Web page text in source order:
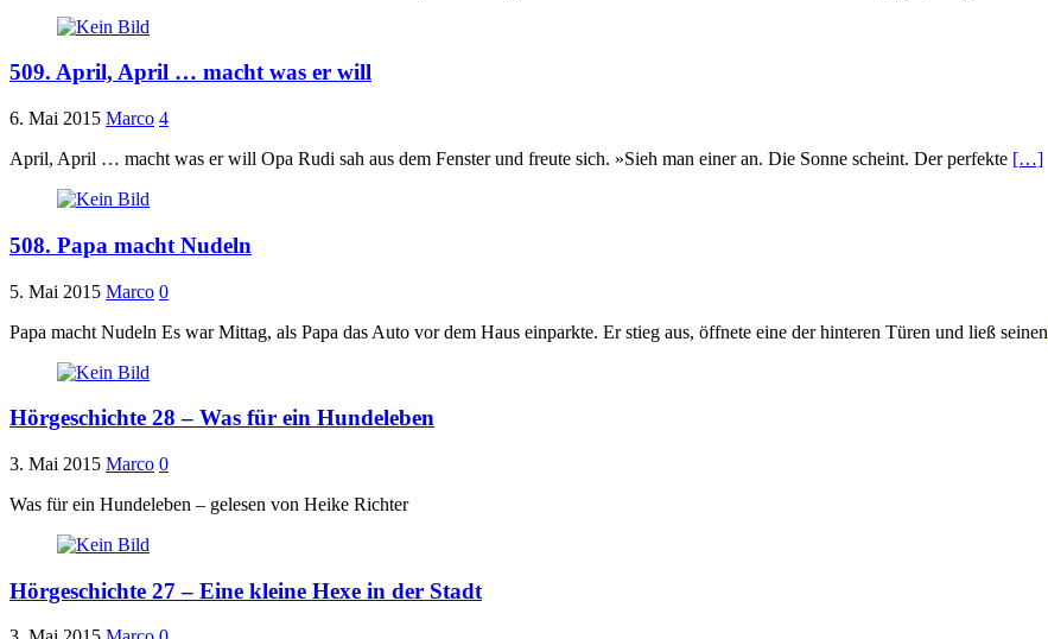
509. April, April … macht was er will
6. Mai 2015 Marco 4
April, April … macht was er will Opa Rudi sah aus dem Fenster und freute sich. »Sieh man einer an. Die Sonne scheint. Der perfekte […]
508. Papa macht Nudeln
5. Mai 2015 Marco 0
Papa macht Nudeln Es war Mittag, als Papa das Auto vor dem Haus einparkte. Er stieg aus, öffnete eine der hinteren Türen und ließ seinen
Hörgeschichte 28 – Was für ein Hundeleben
3. Mai 2015 Marco 0
Was für ein Hundeleben – gelesen von Heike Richter
Hörgeschichte 27 – Eine kleine Hexe in der Stadt